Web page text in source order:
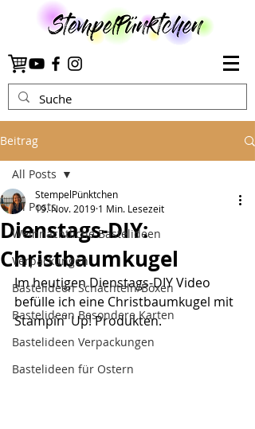
Beitrag
All Posts
Weihnachtliche Bastelideen
Verpackungen
Bastelideen Schachteln/Boxen
Bastelideen Besondere Karten
Bastelideen Verpackungen
Bastelideen für Ostern
All Posts
Dienstags-DIY:
Christbaumkugel
StempelPünktchen
19. Nov. 2019 1 Min. Lesezeit
Im heutigen Dienstags-DIY Video
befülle ich eine Christbaumkugel mit
Stampin' Up! Produkten.